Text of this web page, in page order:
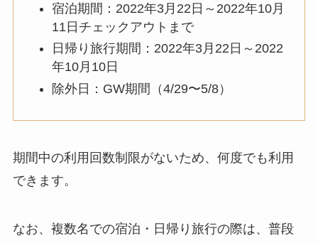
宿泊期間：2022年3月22日～2022年10月
11日チェックアウトまで
日帰り旅行期間：2022年3月22日～2022
年10月10日
除外日：GW期間（4/29〜5/8）
期間中の利用回数制限がないため、何度でも利用
できます。
なお、複数名での宿泊・日帰り旅行の際は、普段